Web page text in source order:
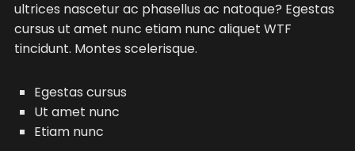
ultrices nascetur ac phasellus ac natoque? Egestas
cursus ut amet nunc etiam nunc aliquet WTF
tincidunt. Montes scelerisque.
Egestas cursus
Ut amet nunc
Etiam nunc